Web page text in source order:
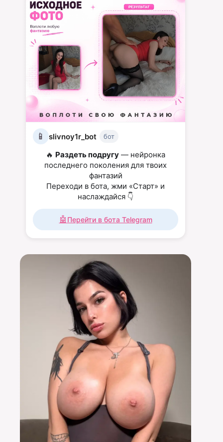
📱 slivnoy1r_bot бот
🔥 Раздеть подругу — нейронка
последнего поколения для твоих
фантазий
Переходи в бота, жми «Старт» и
наслаждайся 👇
🤖 Перейти в бота Telegram